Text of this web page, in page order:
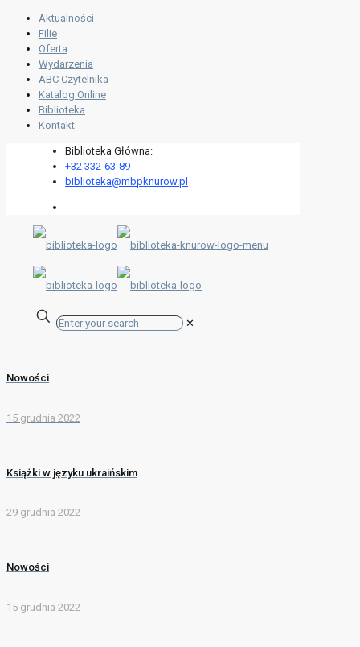
Aktualności
Filie
Oferta
Wydarzenia
ABC Czytelnika
Katalog Online
Biblioteka
Kontakt
Biblioteka Główna:
+32 332-63-89
biblioteka@mbpknurow.pl
✕
Nowości
15 grudnia 2022
Książki w języku ukraińskim
29 grudnia 2022
Nowości
15 grudnia 2022